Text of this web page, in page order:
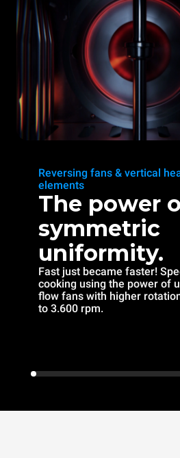
Reversing fans & vertical
elements
The power
symmetric
uniformity.
Fast just became faster!
cooking using the power of
flow fans with higher
to 3.600 rpm.